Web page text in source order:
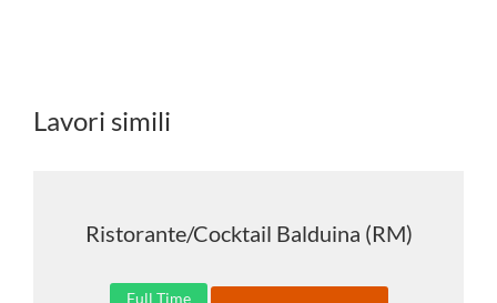
Lavori simili
Ristorante/Cocktail Balduina (RM)
Full Time